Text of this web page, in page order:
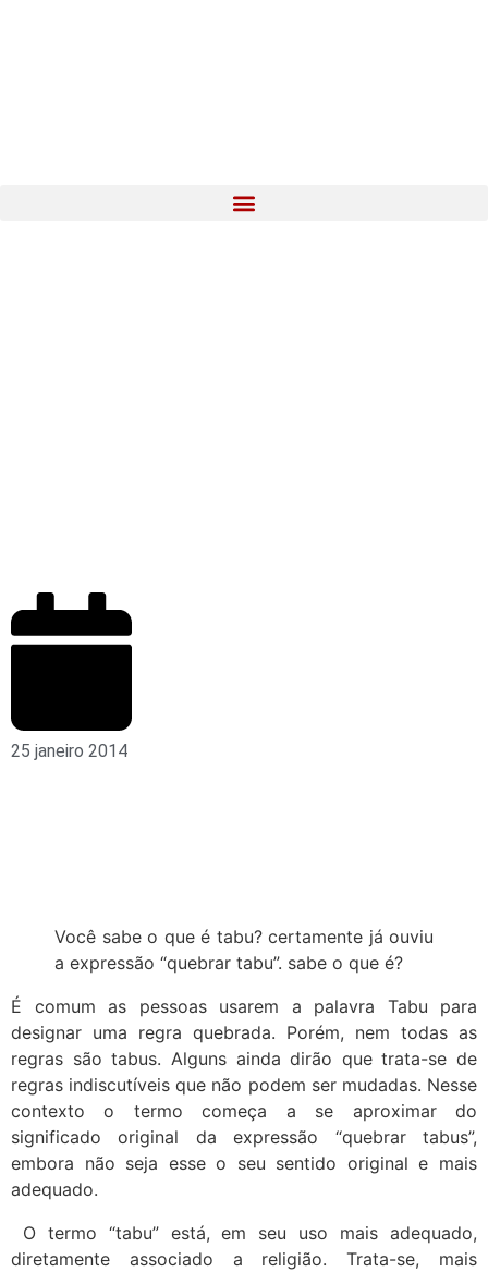
25 janeiro 2014
Você sabe o que é tabu? certamente já ouviu
a expressão “quebrar tabu”. sabe o que é?
É comum as pessoas usarem a palavra Tabu para
designar uma regra quebrada. Porém, nem todas as
regras são tabus. Alguns ainda dirão que trata-se de
regras indiscutíveis que não podem ser mudadas. Nesse
contexto o termo começa a se aproximar do
significado original da expressão “quebrar tabus”,
embora não seja esse o seu sentido original e mais
adequado.
O termo “tabu” está, em seu uso mais adequado,
diretamente associado a religião. Trata-se, mais